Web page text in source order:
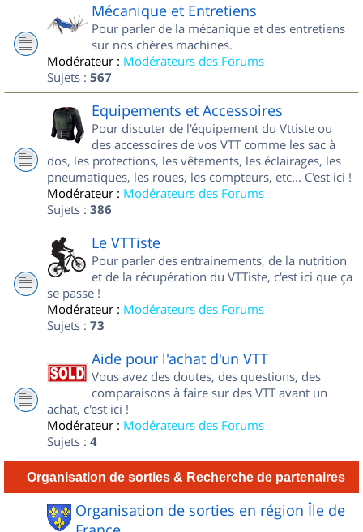
Mécanique et Entretiens
Pour parler de la mécanique et des entretiens
sur nos chères machines.
Modérateur : Modérateurs des Forums
Sujets : 567
Equipements et Accessoires
Pour discuter de l'équipement du Vttiste ou
des accessoires de vos VTT comme les sac à
dos, les protections, les vêtements, les éclairages, les
pneumatiques, les roues, les compteurs, etc... C'est ici !
Modérateur : Modérateurs des Forums
Sujets : 386
Le VTTiste
Pour parler des entrainements, de la nutrition
et de la récupération du VTTiste, c'est ici que ça
se passe !
Modérateur : Modérateurs des Forums
Sujets : 73
Aide pour l'achat d'un VTT
Vous avez des doutes, des questions, des
comparaisons à faire sur des VTT avant un
achat, c'est ici !
Modérateur : Modérateurs des Forums
Sujets : 4
Organisation de sorties & Recherche de partenaires
Organisation de sorties en région Île de